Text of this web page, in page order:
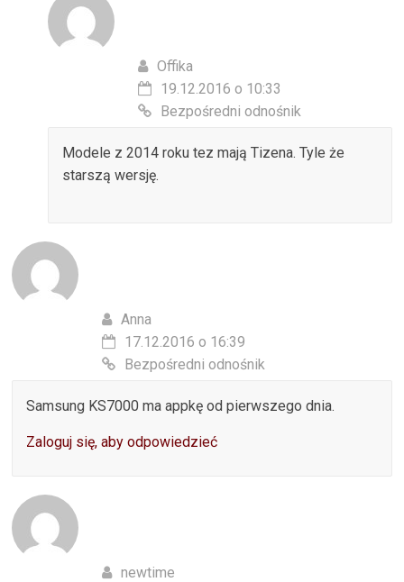
Offika
19.12.2016 o 10:33
Bezpośredni odnośnik
Modele z 2014 roku tez mają Tizena. Tyle że
starszą wersję.
Anna
17.12.2016 o 16:39
Bezpośredni odnośnik
Samsung KS7000 ma appkę od pierwszego dnia.
Zaloguj się, aby odpowiedzieć
newtime